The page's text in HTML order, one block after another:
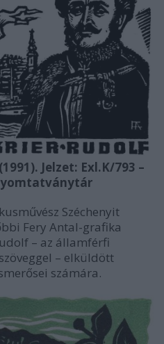
Jelzet: Exl.K/793 –
Széchenyit
Fery Antal-grafika
– az államférfi
– elküldött
számára.